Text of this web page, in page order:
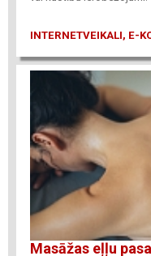
INTERNETVEIKALI, E-
Masāžas eļļu